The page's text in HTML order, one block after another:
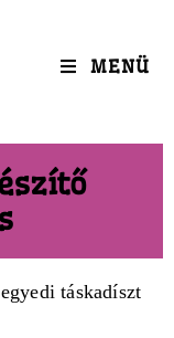
MENÜ
táskadíszt